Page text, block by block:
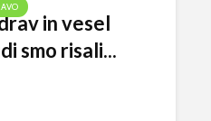
in vesel
smo risali...